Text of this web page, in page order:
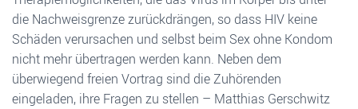
die Nachweisgrenze zurückdrängen, so dass HIV keine
Schäden verursachen und selbst beim Sex ohne Kondom
nicht mehr übertragen werden kann. Neben dem
überwiegend freien Vortrag sind die Zuhörenden
eingeladen, ihre Fragen zu stellen – Matthias Gerschwitz